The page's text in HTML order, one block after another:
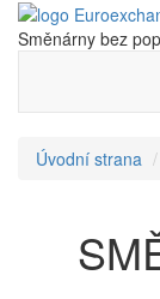
Směnárny bez
Úvodní strana